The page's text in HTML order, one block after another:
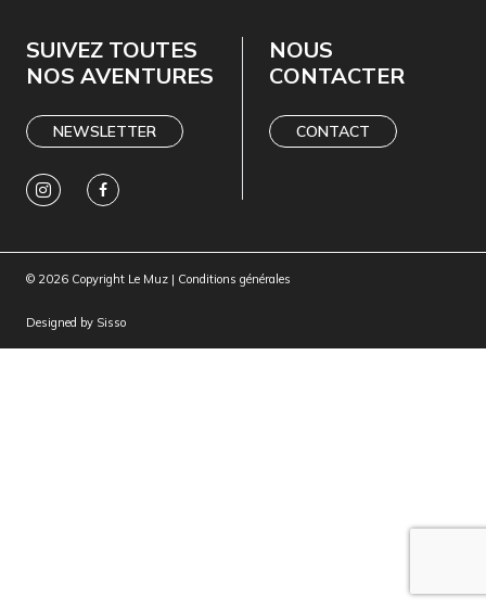
SUIVEZ TOUTES
NOS AVENTURES
NEWSLETTER
NOUS
CONTACTER
CONTACT
© 2026 Copyright Le Muz | Conditions générales
Designed by Sisso